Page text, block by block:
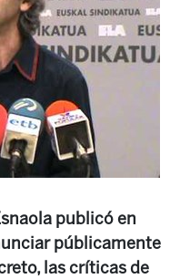
publicó en
públicamente
las críticas de